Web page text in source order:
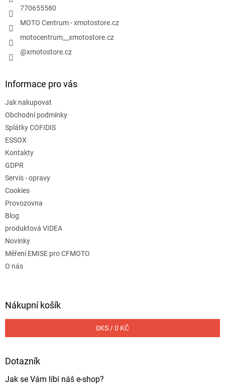
770655580
MOTO Centrum - xmotostore.cz
motocentrum__xmotostore.cz
@xmotostore.cz
Informace pro vás
Jak nakupovat
Obchodní podmínky
Splátky COFIDIS
ESSOX
Kontakty
GDPR
Servis - opravy
Cookies
Provozovna
Blog
produktová VIDEA
Novinky
Měření EMISE pro CFMOTO
O nás
Nákupní košík
0KS /0 KČ
Dotazník
Jak se Vám líbí náš e-shop?